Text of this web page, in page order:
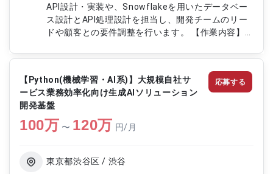
API設計・実装や、Snowflakeを用いたデータベー
ス設計とAPI処理設計を担当し、開発チームのリー
ドや顧客との要件調整を行います。 【作業内容】
Snowflakeベクターデータベースを用いたテーブル
設計とデータ処理 ・開発チームの進捗管理とタス
ク割り当て ・顧客との技術的打ち合わせと要件定
義
【Python(機械学習・AI系)】大規模自社サ
ービス業務効率化向け生成AIソリューション
開発基盤
100万 〜 120万 円/月
東京都渋谷区 / 渋谷
応募する